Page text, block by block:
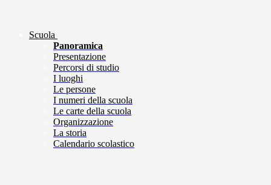
Scuola
Panoramica
Presentazione
Percorsi di studio
I luoghi
Le persone
I numeri della scuola
Le carte della scuola
Organizzazione
La storia
Calendario scolastico